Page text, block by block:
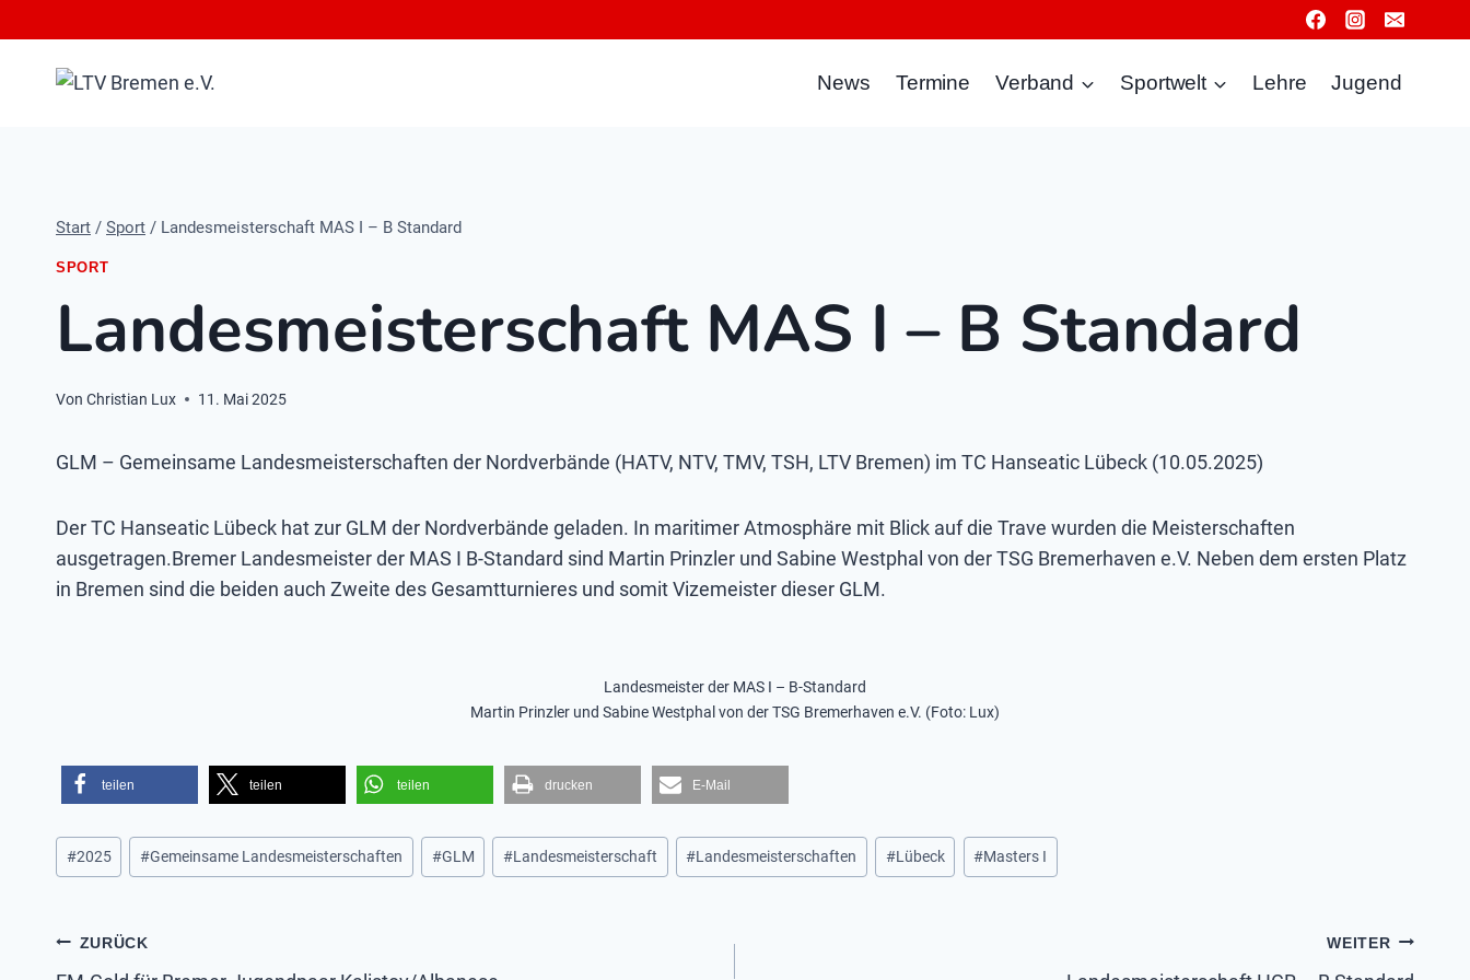
Inhalt
springen
News Termine Verband Sportwelt Lehre Jugend
Start / Sport / Landesmeisterschaft MAS I – B Standard
SPORT
Landesmeisterschaft MAS I – B Standard
Von Christian Lux 11. Mai 2025
GLM – Gemeinsame Landesmeisterschaften der Nordverbände (HATV, NTV, TMV, TSH, LTV Bremen) im TC Hanseatic Lübeck (10.05.2025)
Der TC Hanseatic Lübeck hat zur GLM der Nordverbände geladen. In maritimer Atmosphäre mit Blick auf die Trave wurden die Meisterschaften
ausgetragen.Bremer Landesmeister der MAS I B-Standard sind Martin Prinzler und Sabine Westphal von der TSG Bremerhaven e.V. Neben dem ersten Platz
in Bremen sind die beiden auch Zweite des Gesamtturnieres und somit Vizemeister dieser GLM.
Landesmeister der MAS I – B-Standard
Martin Prinzler und Sabine Westphal von der TSG Bremerhaven e.V. (Foto: Lux)
teilen teilen teilen drucken E-Mail
Schlagworte:
#2025 #Gemeinsame Landesmeisterschaften #GLM #Landesmeisterschaft #Landesmeisterschaften #Lübeck #Masters I
Beitragsnavigation
ZURÜCK WEITER